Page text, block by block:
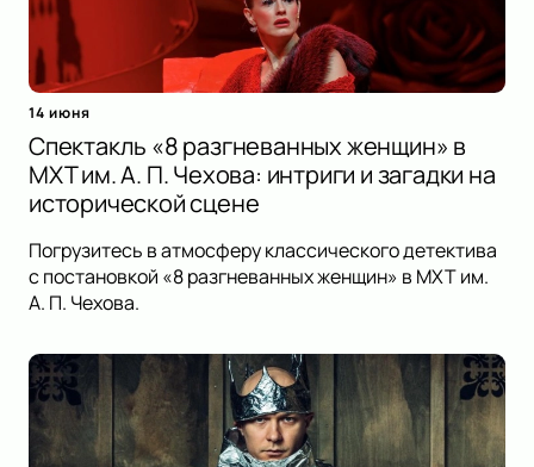
14 июня
Спектакль «8 разгневанных женщин» в
МХТ им. А. П. Чехова: интриги и загадки на
исторической сцене
Погрузитесь в атмосферу классического детектива
с постановкой «8 разгневанных женщин» в МХТ им.
А. П. Чехова.